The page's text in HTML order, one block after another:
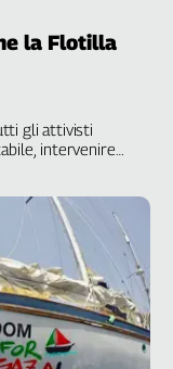
la Flotilla
gli attivisti
intervenire